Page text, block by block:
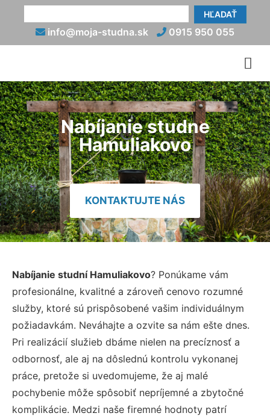
HĽADAŤ
info@moja-studna.sk 0915 950 055
Nabíjanie studne
Hamuliakovo
KONTAKTUJTE NÁS
Nabíjanie studní Hamuliakovo? Ponúkame vám
profesionálne, kvalitné a zároveň cenovo rozumné
služby, ktoré sú prispôsobené vašim individuálnym
požiadavkám. Neváhajte a ozvite sa nám ešte dnes.
Pri realizácií služieb dbáme nielen na precíznosť a
odbornosť, ale aj na dôslednú kontrolu vykonanej
práce, pretože si uvedomujeme, že aj malé
pochybenie môže spôsobiť nepríjemné a zbytočné
komplikácie. Medzi naše firemné hodnoty patrí